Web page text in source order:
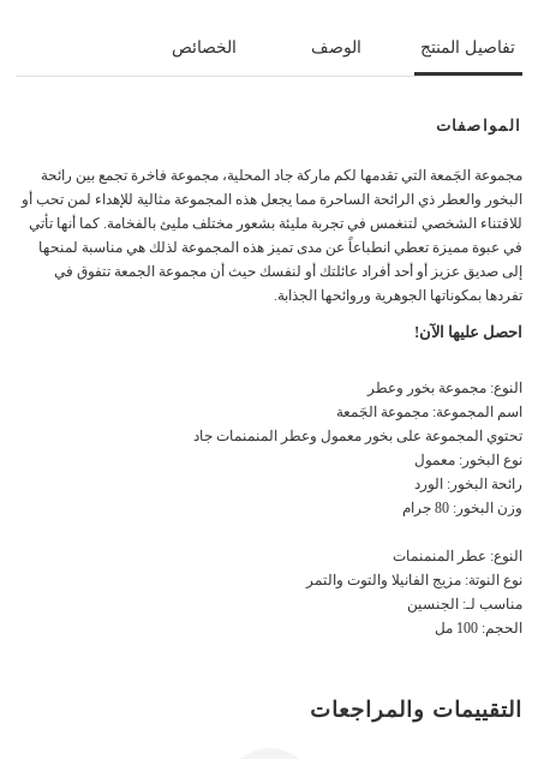
تفاصيل المنتج الوصف الخصائص
المواصفات
مجموعة الجَمعة التي تقدمها لكم ماركة جاد المحلية، مجموعة فاخرة تجمع بين رائحة
البخور والعطر ذي الرائحة الساحرة مما يجعل هذه المجموعة مثالية للإهداء لمن تحب أو
للاقتناء الشخصي لتنغمس في تجربة مليئة بشعور مختلف مليئ بالفخامة. كما أنها تأتي
في عبوة مميزة تعطي انطباعاً عن مدى تميز هذه المجموعة لذلك هي مناسبة لمنحها
إلى صديق عزيز أو أحد أفراد عائلتك أو لنفسك حيث أن مجموعة الجمعة تتفوق في
تفردها بمكوناتها الجوهرية وروائحها الجذابة.
احصل عليها الآن!
النوع: مجموعة بخور وعطر
اسم المجموعة: مجموعة الجَمعة
تحتوي المجموعة على بخور معمول وعطر المنمنمات جاد
نوع البخور: معمول
رائحة البخور: الورد
وزن البخور: 80 جرام
النوع: عطر المنمنمات
نوع النوتة: مزيج الفانيلا والتوت والتمر
مناسب لـ: الجنسين
الحجم: 100 مل
التقييمات والمراجعات